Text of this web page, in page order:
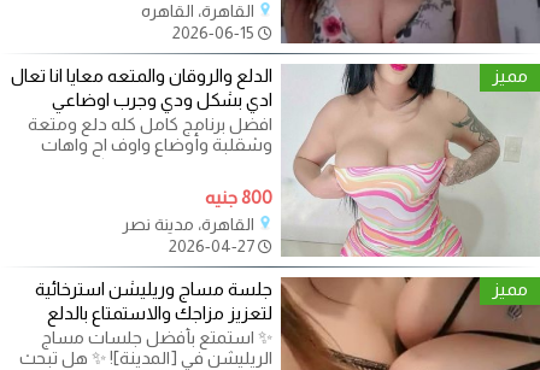
القاهرة، القاهره
مميز
الدلع والروقان والمتعه معايا انا تعال
ادي بشكل ودي وجرب اوضاعي
افضل برنامج كامل كله دلع ومتعة
وشقلبة وأوضاع واوف اح واهات
وعلاقة امامي وخلفي وكل اللي
نفسك في
800 جنيه
القاهرة، مدينة نصر
2026-04-27
مميز
جلسة مساج وريليشن استرخائية
لتعزيز مزاجك والاستمتاع بالدلع
✨ استمتع بأفضل جلسات مساج
الريليشن في [المدينة]! ✨ هل تبحث